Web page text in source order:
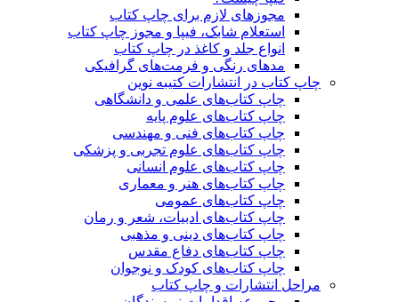
مجوزهای لازم برای چاپ کتاب
استعلام شابک، فیپا و مجوز چاپ کتاب
انواع جلد و کاغذ در چاپ کتاب
مدهای رنگی و فرمت‌های گرافیکی
چاپ کتاب در انتشارات کتیبه نوین
چاپ کتاب‌های علمی و دانشگاهی
چاپ کتاب‌های علوم پایه
چاپ کتاب‌های فنی و مهندسی
چاپ کتاب‌های علوم تجربی و پزشکی
چاپ کتاب‌های علوم انسانی
چاپ کتاب‌های هنر و معماری
چاپ کتاب‌های عمومی
چاپ کتاب‌های ادبیات، شعر و رمان
چاپ کتاب‌های دینی و مذهبی
چاپ کتاب‌های دفاع مقدس
چاپ کتاب‌های کودک و نوجوان
مراحل انتشارات و چاپ کتاب